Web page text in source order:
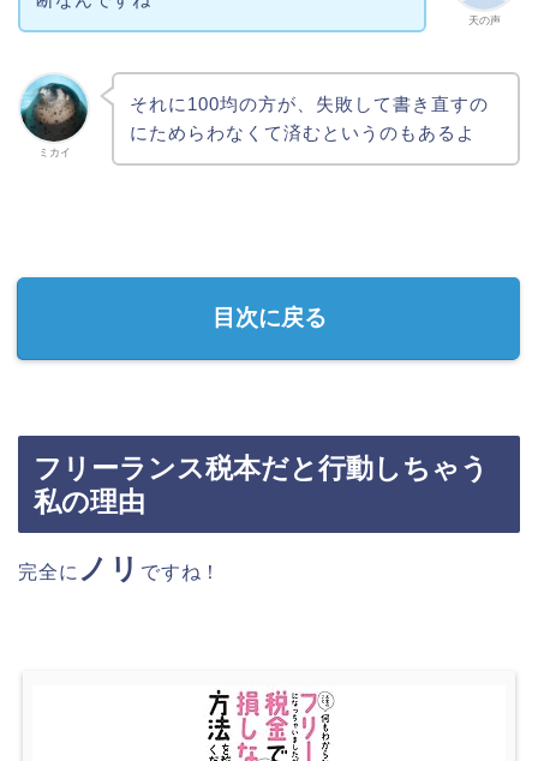
天の声
ミカイ
それに100均の方が、失敗して書き直すの
にためらわなくて済むというのもあるよ
目次に戻る
フリーランス税本だと行動しちゃう
私の理由
完全に ノリ ですね！